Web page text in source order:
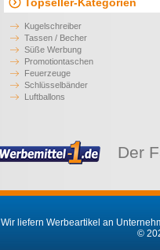
Kugelschreiber
Tassen / Becher
Süße Werbung
Promotiontaschen
Feuerzeuge
Schlüsselbänder
Luftballons
Der
Wir liefern Werbeartikel an
©